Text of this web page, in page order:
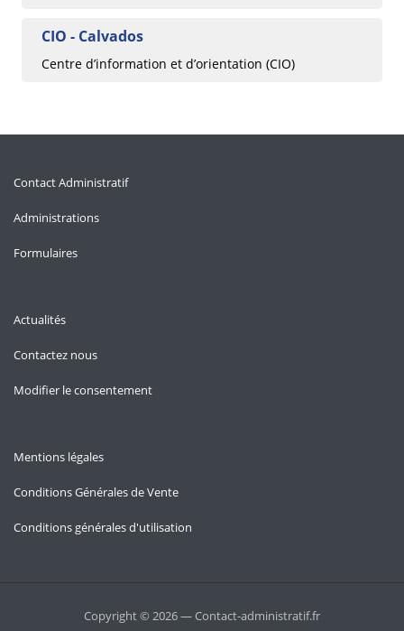
CIO - Calvados
Centre d’information et d’orientation (CIO)
Contact Administratif
Administrations
Formulaires
Actualités
Contactez nous
Modifier le consentement
Mentions légales
Conditions Générales de Vente
Conditions générales d'utilisation
Copyright © 2026 — Contact-administratif.fr